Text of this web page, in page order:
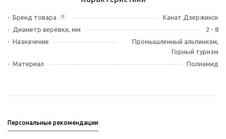
?
Бренд товара
Канат Дзержинск
Диаметр верёвки, мм
2 - 8
Назначение
Промышленный альпинизм,
Горный туризм
Материал
Полиамид
Персональные рекомендации